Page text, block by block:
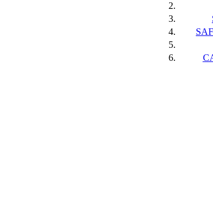
2.
3.
4.
5.
6.